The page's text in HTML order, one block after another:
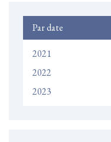
Par date
2021
2022
2023